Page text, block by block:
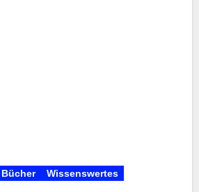
Bücher Wissenswertes